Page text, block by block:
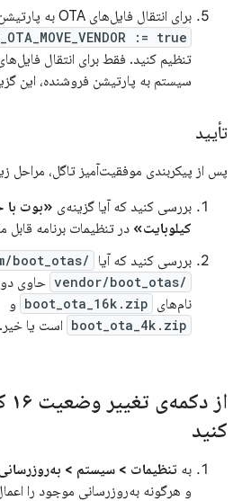
برای انتقال فایل‌های OTA به پارتیشن فروشنده،
:= true
سیستم به پارتیشن فروشنده، این
تأیید
پس از پیکربندی موفقیت‌آمیز تاگل، مراحل
بررسی کنید که آیا گزینه‌ی
کیلوبایت» در تنظیمات برنامه
بررسی کنید که آیا
/system/boot_otas
/vendor/boot_otas
نام‌های boot_ota_16k.zip و
boot_ota_4k.zip است یا خیر.
کنید
به تنظیمات > سیستم >
و هرگونه به‌روزرسانی موجود را